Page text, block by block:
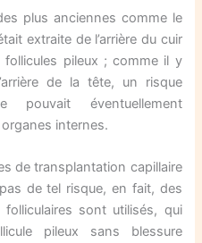
plus anciennes comme le
extraite de l’arrière du cuir
follicules pileux ; comme il y
de la tête, un risque
pouvait éventuellement
internes.
de transplantation capillaire
de tel risque, en fait, des
folliculaires sont utilisés, qui
pileux sans blessure